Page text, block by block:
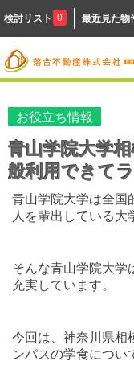
検討リスト 0 最近見た物
お役立ち情報
青山学院大学
般利用できて
青山学院大学は全国
人を輩出している大
そんな青山学院大学
充実しています。
今回は、神奈川県相
ンパスの学食につい